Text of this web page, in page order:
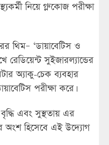
নিয়ে গ্লুকোজ পরীক্ষা
থিম– ‘ডায়াবেটিস ও
রেডিয়েন্ট সুইজারল্যান্ডের
অ্যাকু-চেক ব্যবহার
পরীক্ষা করে।
এবং সুস্থতায় এর
অংশ হিসেবে এই উদ্যোগ